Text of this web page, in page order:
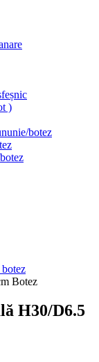
)
botez
Botez
H30/D6.5